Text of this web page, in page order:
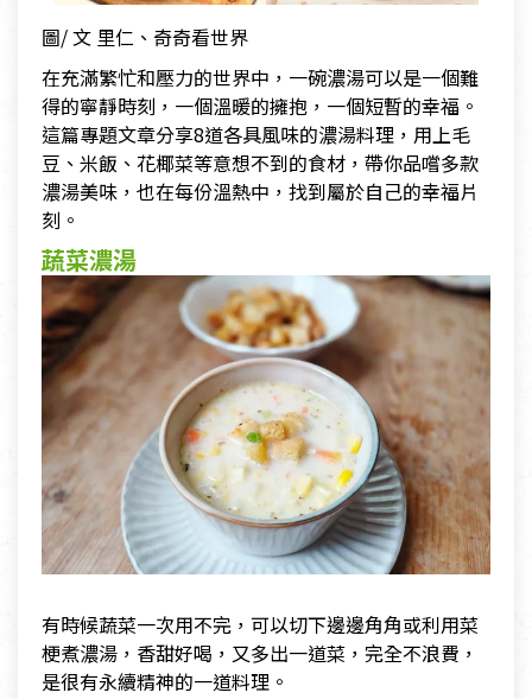
圖/ 文 里仁、奇奇看世界
在充滿繁忙和壓力的世界中，一碗濃湯可以是一個難
得的寧靜時刻，一個溫暖的擁抱，一個短暫的幸福。
這篇專題文章分享8道各具風味的濃湯料理，用上毛
豆、米飯、花椰菜等意想不到的食材，帶你品嚐多款
濃湯美味，也在每份溫熱中，找到屬於自己的幸福片
刻。
蔬菜濃湯
有時候蔬菜一次用不完，可以切下邊邊角角或利用菜
梗煮濃湯，香甜好喝，又多出一道菜，完全不浪費，
是很有永續精神的一道料理。